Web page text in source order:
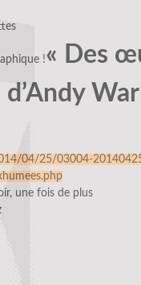
!« Des
04/25/03004-
une fois de plus